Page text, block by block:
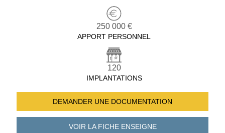
250 000 €
APPORT PERSONNEL
120
IMPLANTATIONS
DEMANDER UNE DOCUMENTATION
VOIR LA FICHEENSEIGNE